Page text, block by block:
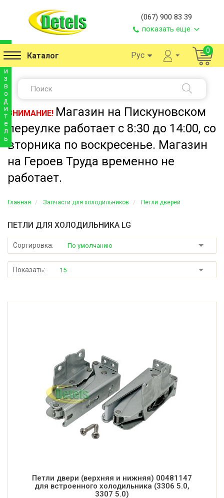
(067) 900 83 39
показать еще
Каталог Рус 0
ВНИМАНИЕ! Магазин на Пискуновском
переулке работает с 8:30 до 14:00, со
вторника по воскресенье. Магазин
на Героев Труда временно не
работает.
Главная Запчасти для холодильников Петли дверей
ПЕТЛИ ДЛЯ ХОЛОДИЛЬНИКА LG
Сортировка: По умолчанию
Показать: 15
р
и
з
в
о
д
и
т
е
л
ь
Петли двери (верхняя и нижняя) 00481147
для встроенного холодильника (3306 5.0,
3307 5.0)